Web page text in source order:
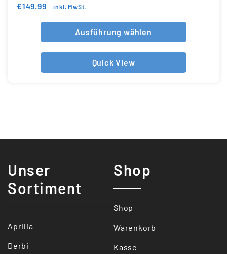
€149.99 inkl. MwSt.
Ausführung wählen
Quick View
Unser
Sortiment
Aprilia
Derbi
Shop
Shop
Warenkorb
Kasse